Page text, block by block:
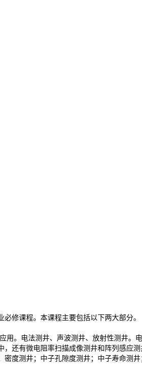
修课程。本课程主要包括以下两大部分。
。电法测井、声波测井、放射性测井。
还有微电阻率扫描成像测井和阵列感应
度测井；中子孔隙度测井；中子寿命测